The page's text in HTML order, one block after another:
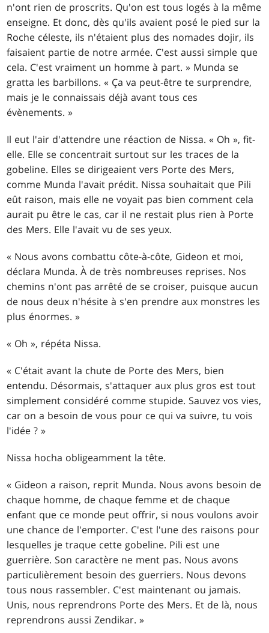
n'ont rien de proscrits. Qu'on est tous logés à la même
enseigne. Et donc, dès qu'ils avaient posé le pied sur la
Roche céleste, ils n'étaient plus des nomades dojir, ils
faisaient partie de notre armée. C'est aussi simple que
cela. C'est vraiment un homme à part. » Munda se
gratta les barbillons. « Ça va peut-être te surprendre,
mais je le connaissais déjà avant tous ces
évènements. »
Il eut l'air d'attendre une réaction de Nissa. « Oh », fit-
elle. Elle se concentrait surtout sur les traces de la
gobeline. Elles se dirigeaient vers Porte des Mers,
comme Munda l'avait prédit. Nissa souhaitait que Pili
eût raison, mais elle ne voyait pas bien comment cela
aurait pu être le cas, car il ne restait plus rien à Porte
des Mers. Elle l'avait vu de ses yeux.
« Nous avons combattu côte-à-côte, Gideon et moi,
déclara Munda. À de très nombreuses reprises. Nos
chemins n'ont pas arrêté de se croiser, puisque aucun
de nous deux n'hésite à s'en prendre aux monstres les
plus énormes. »
« Oh », répéta Nissa.
« C'était avant la chute de Porte des Mers, bien
entendu. Désormais, s'attaquer aux plus gros est tout
simplement considéré comme stupide. Sauvez vos vies,
car on a besoin de vous pour ce qui va suivre, tu vois
l'idée ? »
Nissa hocha obligeamment la tête.
« Gideon a raison, reprit Munda. Nous avons besoin de
chaque homme, de chaque femme et de chaque
enfant que ce monde peut offrir, si nous voulons avoir
une chance de l'emporter. C'est l'une des raisons pour
lesquelles je traque cette gobeline. Pili est une
guerrière. Son caractère ne ment pas. Nous avons
particulièrement besoin des guerriers. Nous devons
tous nous rassembler. C'est maintenant ou jamais.
Unis, nous reprendrons Porte des Mers. Et de là, nous
reprendrons aussi Zendikar. »